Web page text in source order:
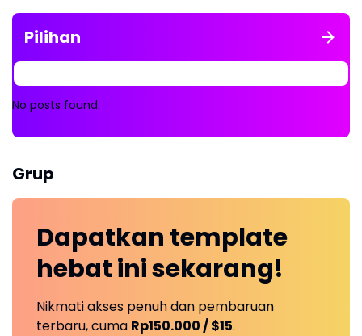
Pilihan
No posts found.
Grup
Dapatkan template
hebat inisekarang!
Nikmati akses penuh dan pembaruan
terbaru, cuma Rp150.000 / $15.